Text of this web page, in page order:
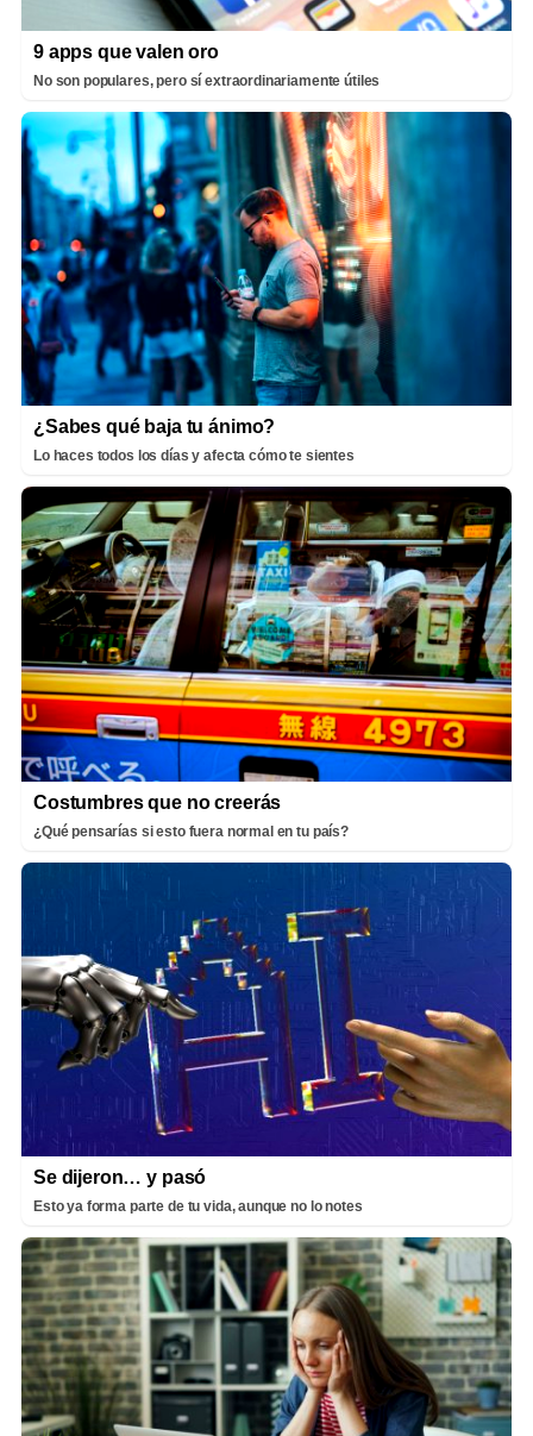
9 apps que valen oro
No son populares, pero sí extraordinariamente útiles
¿Sabes qué baja tu ánimo?
Lo haces todos los días y afecta cómo te sientes
Costumbres que no creerás
¿Qué pensarías si esto fuera normal en tu país?
Se dijeron… y pasó
Esto ya forma parte de tu vida, aunque no lo notes